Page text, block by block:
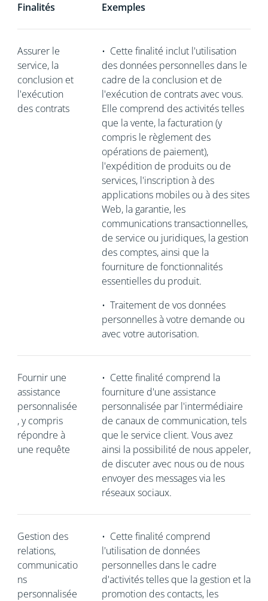
Finalités Exemples
Assurer le
service, la
conclusion et
l'exécution
des contrats
• Cette finalité inclut l'utilisation
des données personnelles dans le
cadre de la conclusion et de
l'exécution de contrats avec vous.
Elle comprend des activités telles
que la vente, la facturation (y
compris le règlement des
opérations de paiement),
l'expédition de produits ou de
services, l'inscription à des
applications mobiles ou à des sites
Web, la garantie, les
communications transactionnelles,
de service ou juridiques, la gestion
des comptes, ainsi que la
fourniture de fonctionnalités
essentielles du produit.
• Traitement de vos données
personnelles à votre demande ou
avec votre autorisation.
Fournir une
assistance
personnalisée
, y compris
répondre à
une requête
• Cette finalité comprend la
fourniture d'une assistance
personnalisée par l'intermédiaire
de canaux de communication, tels
que le service client. Vous avez
ainsi la possibilité de nous appeler,
de discuter avec nous ou de nous
envoyer des messages via les
réseaux sociaux.
Gestion des
relations,
communicatio
ns
personnalisée
• Cette finalité comprend
l'utilisation de données
personnelles dans le cadre
d'activités telles que la gestion et la
promotion des contacts, les